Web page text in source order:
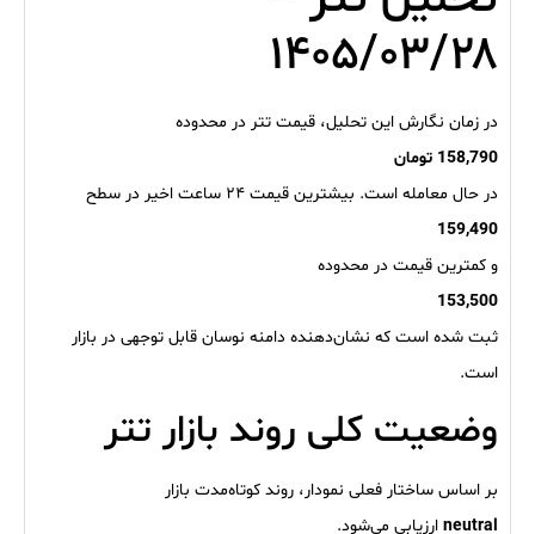
۱۴۰۵/۰۳/۲۸
در زمان نگارش این تحلیل، قیمت تتر در محدوده
158,790 تومان
در حال معامله است. بیشترین قیمت ۲۴ ساعت اخیر در سطح
159,490
و کمترین قیمت در محدوده
153,500
ثبت شده است که نشان‌دهنده دامنه نوسان قابل توجهی در بازار
است.
وضعیت کلی روند بازار تتر
بر اساس ساختار فعلی نمودار، روند کوتاه‌مدت بازار
neutral ارزیابی می‌شود.